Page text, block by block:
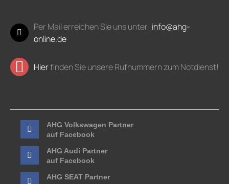
Per Mail erreichen Sie uns unter: info@ahg-
online.de
Hierfinden Sie unsere Rufnummern zum Notdienst!
AHG Volkswagen Partner
auf Facebook
AHG Audi Partner
auf Facebook
AHG SEAT Partner